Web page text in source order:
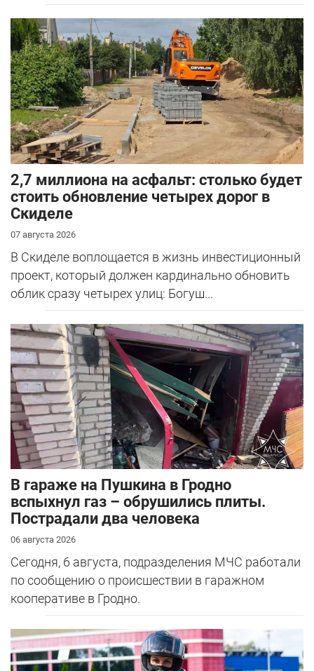
2,7 миллиона на асфальт: столько будет
стоить обновление четырех дорог в
Скиделе
07 августа 2026
В Скиделе воплощается в жизнь инвестиционный
проект, который должен кардинально обновить
облик сразу четырех улиц: Богуш...
В гараже на Пушкина в Гродно
вспыхнул газ – обрушились плиты.
Пострадали два человека
06 августа 2026
Сегодня, 6 августа, подразделения МЧС работали
по сообщению о происшествии в гаражном
кооперативе в Гродно.